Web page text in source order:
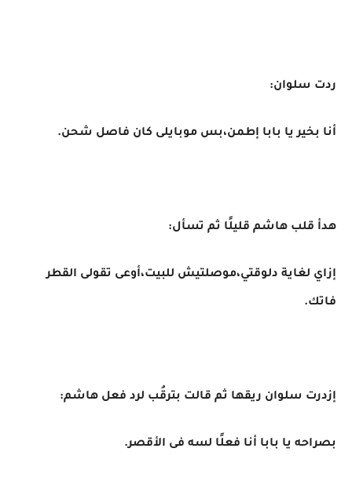
ردت سلوان:
أنا بخير يا بابا إطمن،بس موبايلى كان فاصل شحن.
هدأ قلب هاشم قليلًا ثم تسأل:
إزاي لغاية دلوقتي،موصلتيش للبيت،أوعى تقولى القطر
فاتك.
إزدرت سلوان ريقها ثم قالت بترقُب لرد فعل هاشم:
بصراحه يا بابا أنا فعلًا لسه فى الأقصر.